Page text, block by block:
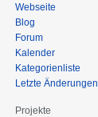
Webseite
Blog
Forum
Kalender
Kategorienliste
Letzte Änderungen
Projekte